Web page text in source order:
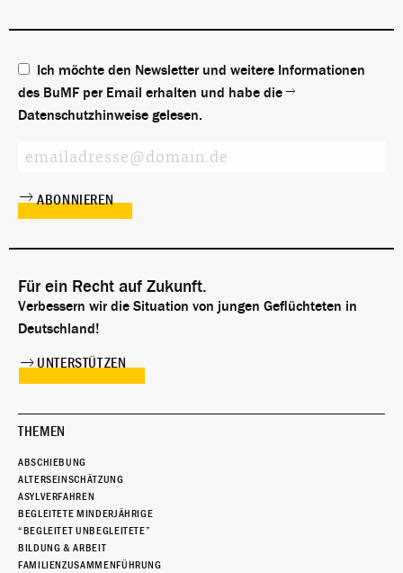
Ich möchte den Newsletter und weitere Informationen
des BuMF per Email erhalten und habe die
Datenschutzhinweise gelesen.
Für ein Recht auf Zukunft.
Verbessern wir die Situation von jungen Geflüchteten in
Deutschland!
UNTERSTÜTZEN
THEMEN
ABSCHIEBUNG
ALTERSEINSCHÄTZUNG
ASYLVERFAHREN
BEGLEITETE MINDERJÄHRIGE
“BEGLEITET UNBEGLEITETE”
BILDUNG & ARBEIT
FAMILIENZUSAMMENFÜHRUNG